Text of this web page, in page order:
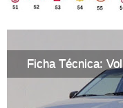
Ficha Técnica: